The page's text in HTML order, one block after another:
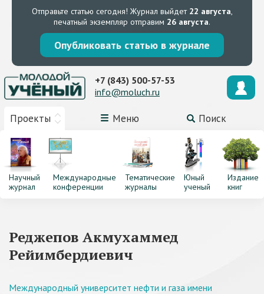
Отправьте статью сегодня! Журнал выйдет 22 августа,
печатный экземпляр отправим 26 августа.
Опубликовать статью в журнале
Проекты Меню Поиск
+7 (843) 500-57-53
info@moluch.ru
Научный
журнал
Международные
конференции
Тематические
журналы
Юный
ученый
Издание
книг
Реджепов Акмухаммед
Рейимбердиевич
Международный университет нефти и газа имени